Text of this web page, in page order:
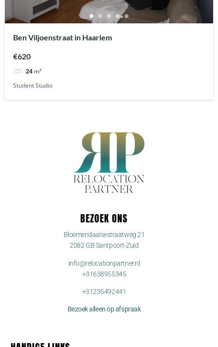
Ben Viljoenstraat in Haarlem
€620
24 m²
Student Studio
BEZOEK ONS
Bloemendaalsestraatweg 21
2082 GB Santpoort-Zuid
info@relocationpartner.nl
+31638955345
+31235492441
Bezoek alleen op afspraak